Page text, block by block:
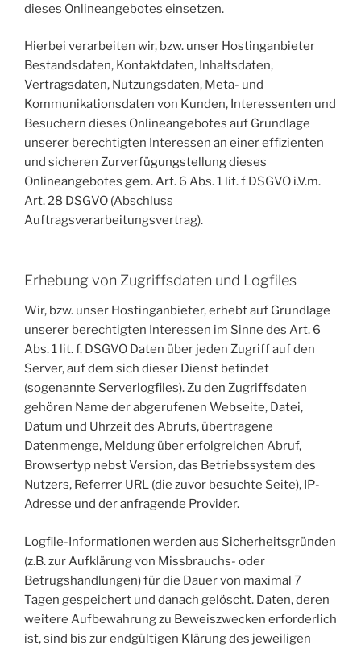
dieses Onlineangebotes einsetzen.
Hierbei verarbeiten wir, bzw. unser Hostinganbieter
Bestandsdaten, Kontaktdaten, Inhaltsdaten,
Vertragsdaten, Nutzungsdaten, Meta- und
Kommunikationsdaten von Kunden, Interessenten und
Besuchern dieses Onlineangebotes auf Grundlage
unserer berechtigten Interessen an einer effizienten
und sicheren Zurverfügungstellung dieses
Onlineangebotes gem. Art. 6 Abs. 1 lit. f DSGVO i.V.m.
Art. 28 DSGVO (Abschluss
Auftragsverarbeitungsvertrag).
Erhebung von Zugriffsdaten und Logfiles
Wir, bzw. unser Hostinganbieter, erhebt auf Grundlage
unserer berechtigten Interessen im Sinne des Art. 6
Abs. 1 lit. f. DSGVO Daten über jeden Zugriff auf den
Server, auf dem sich dieser Dienst befindet
(sogenannte Serverlogfiles). Zu den Zugriffsdaten
gehören Name der abgerufenen Webseite, Datei,
Datum und Uhrzeit des Abrufs, übertragene
Datenmenge, Meldung über erfolgreichen Abruf,
Browsertyp nebst Version, das Betriebssystem des
Nutzers, Referrer URL (die zuvor besuchte Seite), IP-
Adresse und der anfragende Provider.
Logfile-Informationen werden aus Sicherheitsgründen
(z.B. zur Aufklärung von Missbrauchs- oder
Betrugshandlungen) für die Dauer von maximal 7
Tagen gespeichert und danach gelöscht. Daten, deren
weitere Aufbewahrung zu Beweiszwecken erforderlich
ist, sind bis zur endgültigen Klärung des jeweiligen